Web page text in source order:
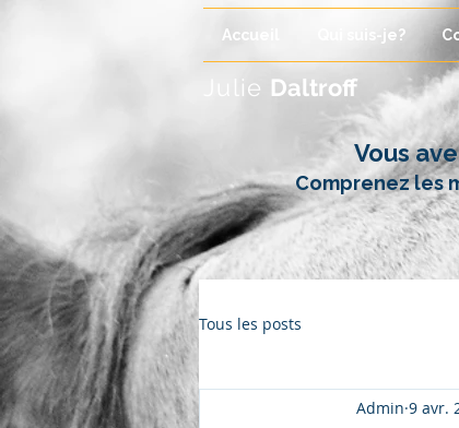
Accueil Qui suis-je?
Julie Daltroff
Vous
Comprenez les
Tous les posts
Admin 9 avr.